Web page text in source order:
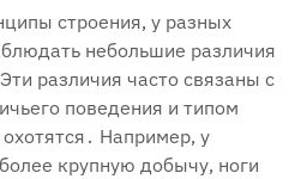
строения‚ у разных
небольшие различия
различия часто связаны с
поведения и типом
Например‚ у
крупную добычу‚ ноги